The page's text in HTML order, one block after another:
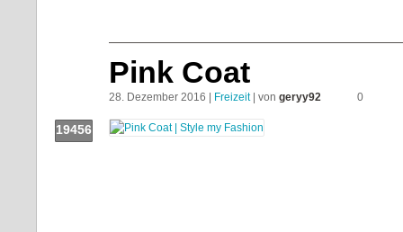
Pink Coat
28. Dezember 2016 | Freizeit| von geryy92 0
19456